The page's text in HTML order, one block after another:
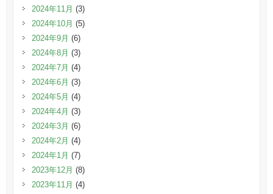
2024年11月 (3)
2024年10月 (5)
2024年9月 (6)
2024年8月 (3)
2024年7月 (4)
2024年6月 (3)
2024年5月 (4)
2024年4月 (3)
2024年3月 (6)
2024年2月 (4)
2024年1月 (7)
2023年12月 (8)
2023年11月 (4)